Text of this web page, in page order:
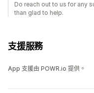
Do reach out to us for any
than glad to help.
支援服務
App 支援由 POWR.io 提供。